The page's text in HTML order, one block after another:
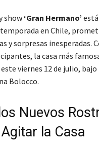
show‘Gran Hermano’
en Chile,
y sorpresas inesperadas.
la casa más
viernes 12 de julio, bajo
Bolocco.
Nuevos
la Casa